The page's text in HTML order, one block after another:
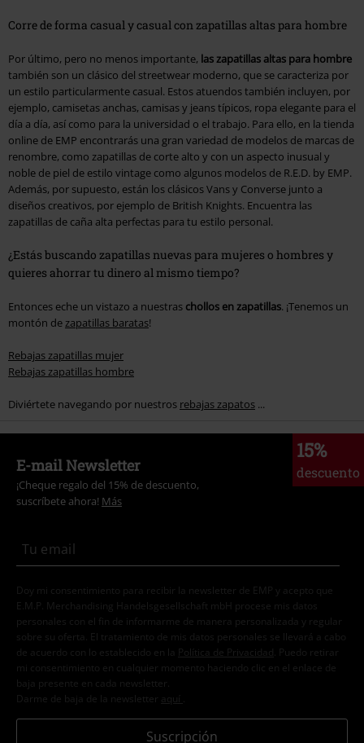
Corre de forma casual y casual con zapatillas altas para hombre
Por último, pero no menos importante, las zapatillas altas para hombre
también son un clásico del streetwear moderno, que se caracteriza por
un estilo particularmente casual. Estos atuendos también incluyen, por
ejemplo, camisetas anchas, camisas y jeans típicos, ropa elegante para el
día a día, así como para la universidad o el trabajo. Para ello, en la tienda
online de EMP encontrarás una gran variedad de modelos de marcas de
renombre, como zapatillas de corte alto y con un aspecto inusual y
noble de piel de estilo vintage como algunos modelos de R.E.D. by EMP.
Además, por supuesto, están los clásicos Vans y Converse junto a
diseños creativos, por ejemplo de British Knights. Encuentra las
zapatillas de caña alta perfectas para tu estilo personal.
¿Estás buscando zapatillas nuevas para mujeres o hombres y
quieres ahorrar tu dinero al mismo tiempo?
Entonces eche un vistazo a nuestras chollos en zapatillas. ¡Tenemos un
montón dezapatillas baratas!
Rebajas zapatillas mujer
Rebajas zapatillas hombre
Diviértete navegando por nuestros rebajas zapatos ...
15%
descuento
E-mail Newsletter
¡Cheque regalo del 15% de descuento,
suscríbete ahora! Más
Doy mi consentimiento para recibir la newsletter de EMP y acepto que
E.M.P. Merchandising Handelsgesellschaft mbH procese mis datos
personales con el fin de informarme de manera personalizada y regular
sobre su oferta. El tratamiento de mis datos personales se llevará a cabo
de acuerdo con lo establecido en la
Política de Privacidad . Puedo retirar
mi consentimiento en cualquier momento haciendo clic en el enlace de
baja presente en cada newsletter.
Darme de baja de la newsletter
aquí
Suscripción